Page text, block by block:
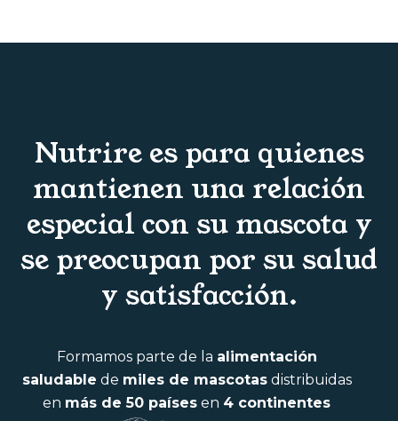
Nutrire es para quienes
mantienen una relación
especial con su mascota y
se preocupan por su salud
y satisfacción.
Formamos parte de la alimentación
saludable de miles de mascotasdistribuidas
en más de 50 países en 4 continentes